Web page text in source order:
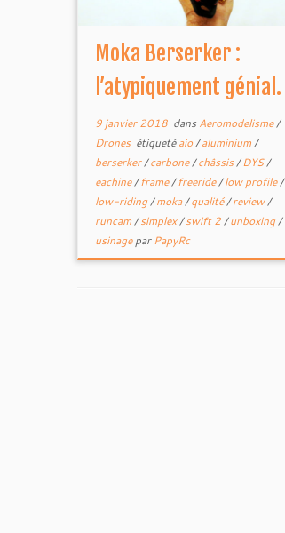
Moka Berserker :
l’atypiquement génial.
9 janvier 2018 dans Aeromodelisme/
Drones étiquetéaio/aluminium/
berserker/carbone/châssis/DYS/
eachine/frame/freeride/low profile/
low-riding/moka/qualité/review/
runcam/simplex/swift 2/unboxing/
usinageparPapyRc